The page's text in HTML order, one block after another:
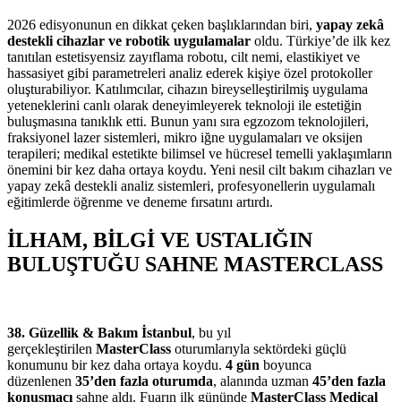
2026 edisyonunun en dikkat çeken başlıklarından biri, yapay zekâ
destekli cihazlar ve robotik uygulamalar oldu. Türkiye’de ilk kez
tanıtılan estetisyensiz zayıflama robotu, cilt nemi, elastikiyet ve
hassasiyet gibi parametreleri analiz ederek kişiye özel protokoller
oluşturabiliyor. Katılımcılar, cihazın bireyselleştirilmiş uygulama
yeteneklerini canlı olarak deneyimleyerek teknoloji ile estetiğin
buluşmasına tanıklık etti. Bunun yanı sıra egzozom teknolojileri,
fraksiyonel lazer sistemleri, mikro iğne uygulamaları ve oksijen
terapileri; medikal estetikte bilimsel ve hücresel temelli yaklaşımların
önemini bir kez daha ortaya koydu. Yeni nesil cilt bakım cihazları ve
yapay zekâ destekli analiz sistemleri, profesyonellerin uygulamalı
eğitimlerde öğrenme ve deneme fırsatını artırdı.
İLHAM, BİLGİ VE USTALIĞIN
BULUŞTUĞU SAHNE MASTERCLASS
38. Güzellik & Bakım İstanbul, bu yıl
gerçekleştirilen MasterClass oturumlarıyla sektördeki güçlü
konumunu bir kez daha ortaya koydu. 4 gün boyunca
düzenlenen 35’den fazla oturumda, alanında uzman 45’den fazla
konuşmacı sahne aldı. Fuarın ilk gününde MasterClass Medical